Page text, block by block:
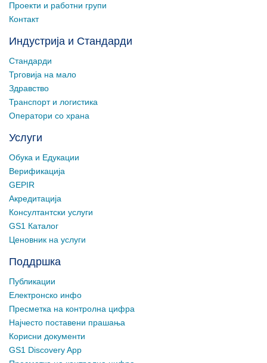
Проекти и работни групи
Контакт
Индустрија и Стандарди
Стандарди
Трговија на мало
Здравство
Транспорт и логистика
Оператори со храна
Услуги
Обука и Едукации
Верификација
GEPIR
Акредитација
Консултантски услуги
GS1 Каталог
Ценовник на услуги
Поддршка
Публикации
Електронско инфо
Пресметка на контролна цифра
Најчесто поставени прашања
Корисни документи
GS1 Discovery App